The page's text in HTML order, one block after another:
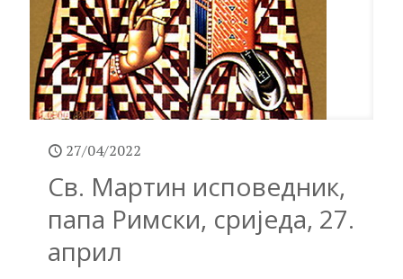
27/04/2022
Св. Мартин исповедник,
папа Римски, сриједа, 27.
април